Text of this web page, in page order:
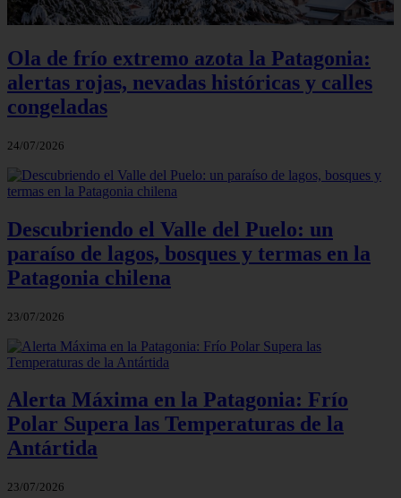
Ola de frío extremo azota la Patagonia:
alertas rojas, nevadas históricas y calles
congeladas
24/07/2026
Descubriendo el Valle del Puelo: un
paraíso de lagos, bosques y termas en la
Patagonia chilena
23/07/2026
Alerta Máxima en la Patagonia: Frío
Polar Supera las Temperaturas de la
Antártida
23/07/2026